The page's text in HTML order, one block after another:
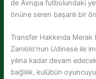
de Avrupa futbolundaki
önüne seren başarılı bir
Transfer Hakkında Merak
Zaniolo’nun Udinese ile
yılına kadar devam
bağlılık, kulübün